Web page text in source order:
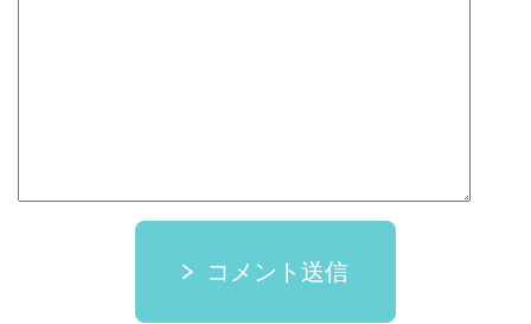
コメント送信